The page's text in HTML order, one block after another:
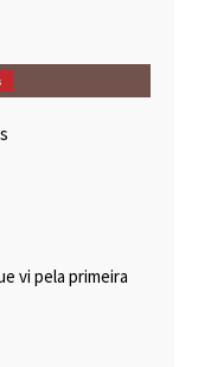
vi pela primeira